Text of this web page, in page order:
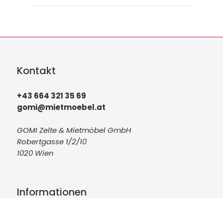
Kontakt
+43 664 321 35 69
gomi@mietmoebel.at
GOMI Zelte & Mietmöbel GmbH
Robertgasse 1/2/10
1020 Wien
Informationen